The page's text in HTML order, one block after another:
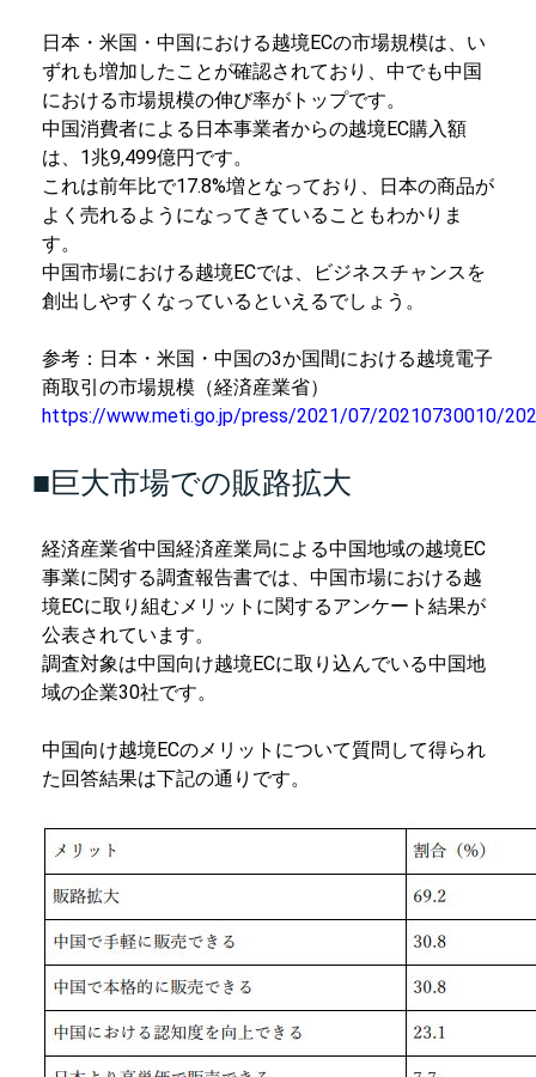
日本・米国・中国における越境ECの市場規模は、い
ずれも増加したことが確認されており、中でも中国
における市場規模の伸び率がトップです。
中国消費者による日本事業者からの越境EC購入額
は、1兆9,499億円です。
これは前年比で17.8%増となっており、日本の商品が
よく売れるようになってきていることもわかりま
す。
中国市場における越境ECでは、ビジネスチャンスを
創出しやすくなっているといえるでしょう。
参考：日本・米国・中国の3か国間における越境電子
商取引の市場規模（経済産業省）
https://www.meti.go.jp/press/2021/07/20210730010/
■巨大市場での販路拡大
経済産業省中国経済産業局による中国地域の越境EC
事業に関する調査報告書では、中国市場における越
境ECに取り組むメリットに関するアンケート結果が
公表されています。
調査対象は中国向け越境ECに取り込んでいる中国地
域の企業30社です。
中国向け越境ECのメリットについて質問して得られ
た回答結果は下記の通りです。